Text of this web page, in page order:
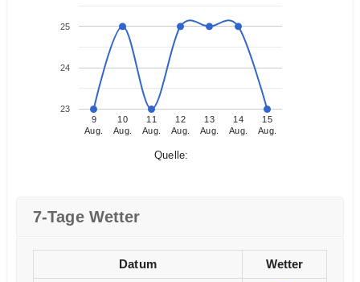
9
Aug.
10
Aug.
11
Aug.
12
Aug.
13
Aug.
14
Aug.
15
Aug.
23
24
25
Quelle:
7-Tage Wetter
Datum Wetter